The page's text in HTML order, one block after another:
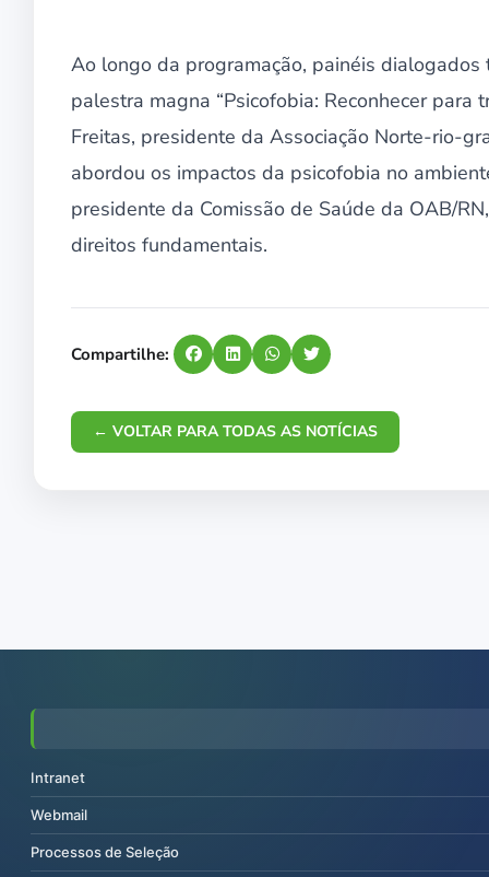
Ao longo da programação, painéis
palestra magna “Psicofobia: Reconhecer
Freitas, presidente da Associação Norte-rio-
abordou os impactos da psicofobia no
presidente da Comissão de Saúde da OAB/
direitos fundamentais.
Compartilhe:
← VOLTAR PARA TODAS AS NOTÍCIAS
Intranet
Webmail
Processos de Seleção